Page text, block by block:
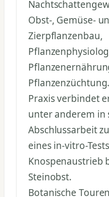
Obst-, Gemüse-
Zierpflanzenbau,
Praxis verbindet
unter anderem in
Abschlussarbeit
eines in-vitro-
Knospenaustrieb
Steinobst.
Botanische